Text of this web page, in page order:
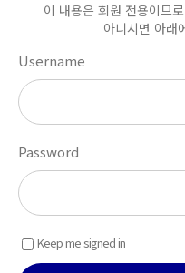
이 내용은 회원 전용이므
아니시면 아래
Username
Password
Keep me signed in